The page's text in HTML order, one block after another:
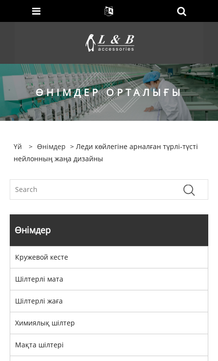
ӨНІМДЕР ОРТАЛЫҒЫ
Үй > Өнімдер > Леди көйлегіне арналған түрлі-түсті
нейлонның жаңа дизайны
Өнімдер
Кружевой кесте
Шілтерлі мата
Шілтерлі жаға
Химиялық шілтер
Мақта шілтері